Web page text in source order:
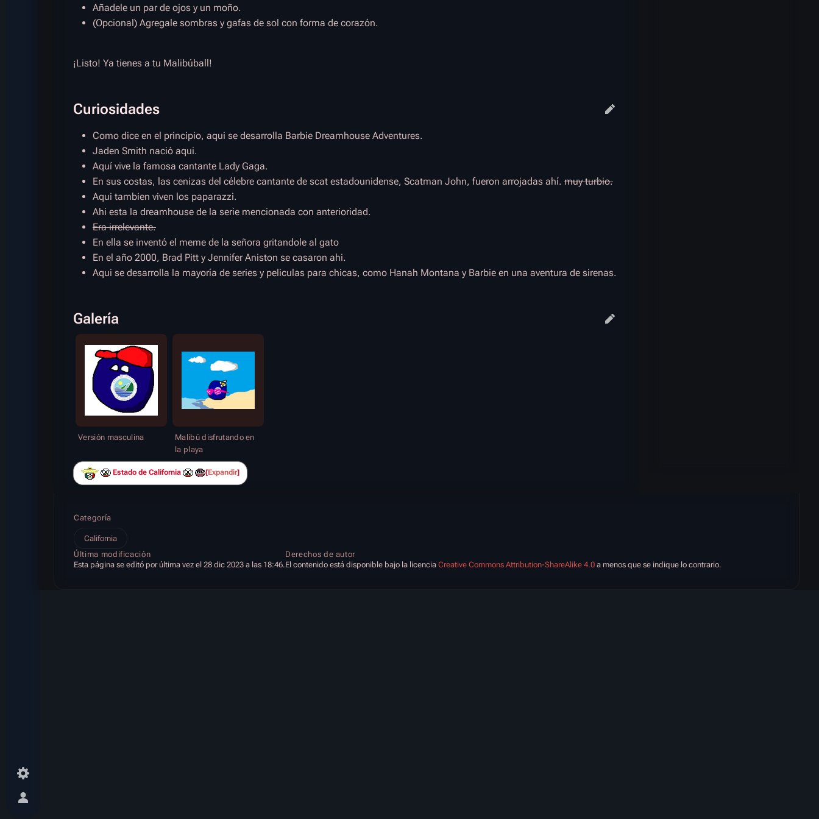
Menú alternativo personal
Añadele un par de ojos y un moño.
(Opcional) Agregale sombras y gafas de sol con forma de corazón.
¡Listo! Ya tienes a tu Malibúball!
Curiosidades
Como dice en el principio, aqui se desarrolla Barbie Dreamhouse Adventures.
Jaden Smith nació aqui.
Aquí vive la famosa cantante Lady Gaga.
En sus costas, las cenizas del célebre cantante de scat estadounidense, Scatman John, fueron arrojadas ahí. muy turbio.
Aqui tambien viven los paparazzi.
Ahi esta la dreamhouse de la serie mencionada con anterioridad.
Era irrelevante.
En ella se inventó el meme de la señora gritandole al gato
En el año 2000, Brad Pitt y Jennifer Aniston se casaron ahi.
Aqui se desarrolla la mayoría de series y peliculas para chicas, como Hanah Montana y Barbie en una aventura de sirenas.
Galería
Versión masculina
Malibú disfrutando en
la playa
Expandir
Estado de California
Categoría
California
Última modificación
Esta página se editó por última vez el 28 dic 2023 a las 18:46.
Derechos de autor
El contenido está disponible bajo la licencia Creative Commons Attribution-ShareAlike 4.0 a menos que se indique lo contrario.